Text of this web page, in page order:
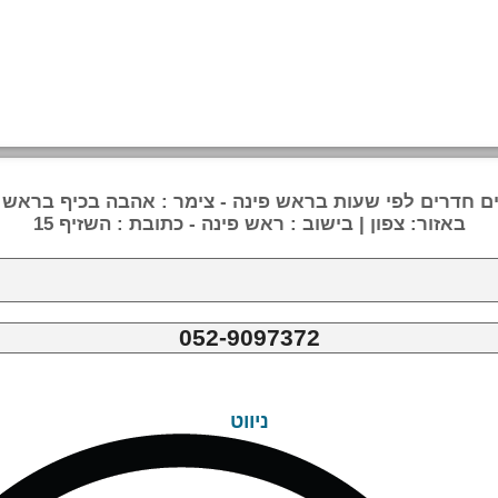
חדרים לפי שעות בראש פינה - צימר : אהבה בכיף בראש
באזור: צפון | בישוב : ראש פינה - כתובת : השזיף 15
052-9097372
ניווט